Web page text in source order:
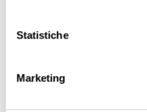
Statistiche
Marketing
Nessun download